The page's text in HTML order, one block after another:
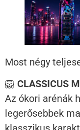
Most négy
🦁 CLASSICUS
Az ókori arénák
legerősebbek